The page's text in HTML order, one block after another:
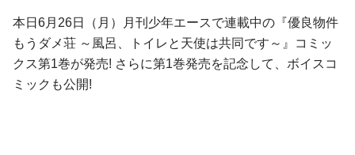
本日6月26日（月）月刊少年エースで連載中の『優良物件
もうダメ荘 ～風呂、トイレと天使は共同です～』コミッ
クス第1巻が発売! さらに第1巻発売を記念して、ボイスコ
ミックも公開!